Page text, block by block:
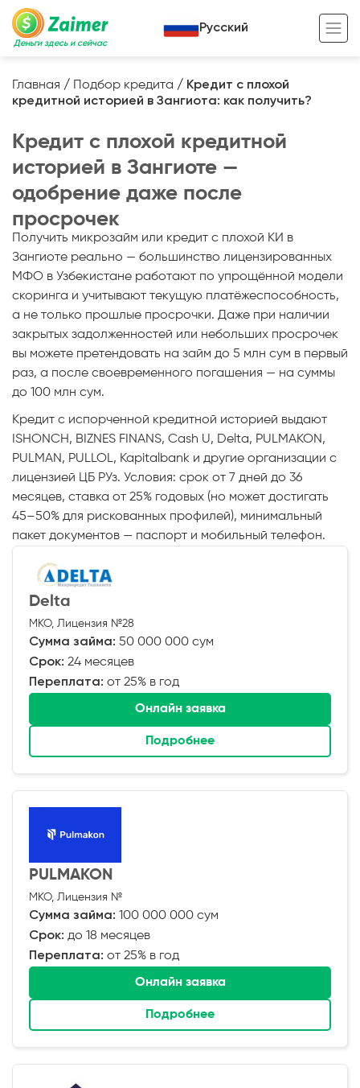
Деньги здесь и сейчас
Кредит под залог
Кредит под залог авто
Кредит под залог недвижимости
Кредит под залог спецтехники
Кредит онлайн
Кредит для предпринимателей
Кредит для самозанятых
Жизненный цикл вашего кредита
Полезные статьи
Кредитный калькулятор
Русский
Главная / Подбор кредита / Кредит с плохой
кредитной историей в Зангиота: как получить?
Кредит с плохой кредитной
историей в Зангиоте —
одобрение даже после
просрочек
Получить микрозайм или кредит с плохой КИ в
Зангиоте реально — большинство лицензированных
МФО в Узбекистане работают по упрощённой модели
скоринга и учитывают текущую платёжеспособность,
а не только прошлые просрочки. Даже при наличии
закрытых задолженностей или небольших просрочек
вы можете претендовать на займ до 5 млн сум в первый
раз, а после своевременного погашения — на суммы
до 100 млн сум.
Кредит с испорченной кредитной историей выдают
ISHONCH, BIZNES FINANS, Cash U, Delta, PULMAKON,
PULMAN, PULLOL, Kapitalbank и другие организации с
лицензией ЦБ РУз. Условия: срок от 7 дней до 36
месяцев, ставка от 25% годовых (но может достигать
45–50% для рискованных профилей), минимальный
пакет документов — паспорт и мобильный телефон.
Delta
МКО, Лицензия №28
Сумма займа: 50 000 000 сум
Срок: 24 месяцев
Переплата: от 25% в год
Онлайн заявка
Подробнее
PULMAKON
МКО, Лицензия №
Сумма займа: 100 000 000 сум
Срок: до 18 месяцев
Переплата: от 25% в год
Онлайн заявка
Подробнее